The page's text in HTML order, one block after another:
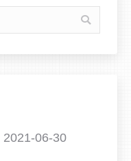
2021-06-30